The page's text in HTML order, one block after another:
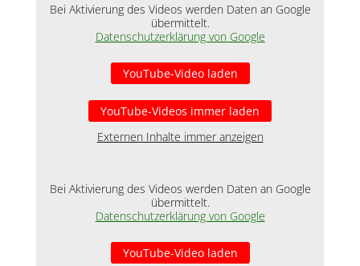
Bei Aktivierung des Videos werden Daten an Google
übermittelt.
Datenschutzerklärung von Google
YouTube-Video laden
YouTube-Videos immer laden
Externen Inhalte immer anzeigen
Bei Aktivierung des Videos werden Daten an Google
übermittelt.
Datenschutzerklärung von Google
YouTube-Video laden